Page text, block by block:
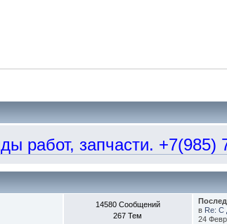
запчасти. +7(985)
14580 Сообщений
267 Тем
в Re:
24